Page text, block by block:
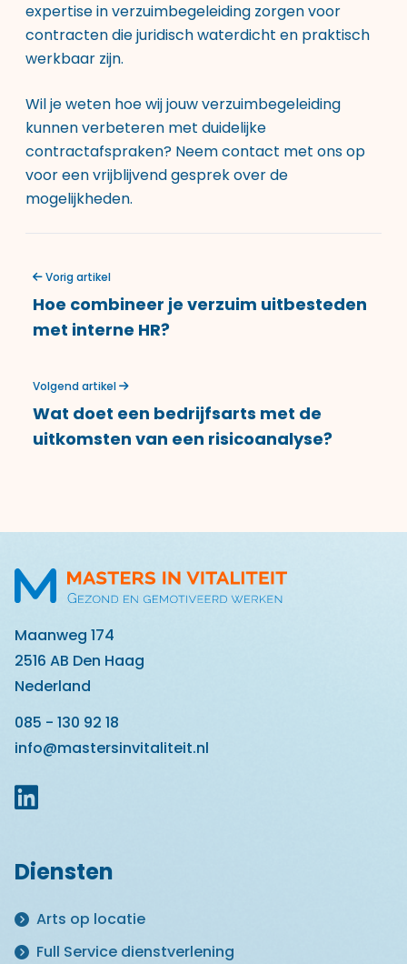
expertise in verzuimbegeleiding zorgen voor
contracten die juridisch waterdicht en praktisch
werkbaar zijn.
Wil je weten hoe wij jouw verzuimbegeleiding
kunnen verbeteren met duidelijke
contractafspraken? Neem contact met ons op
voor een vrijblijvend gesprek over de
mogelijkheden.
Vorig artikel
Hoe combineer je verzuim uitbesteden
met interne HR?
Volgend artikel
Wat doet een bedrijfsarts met de
uitkomsten van een risicoanalyse?
Maanweg 174
2516 AB Den Haag
Nederland
085 - 130 92 18
info@mastersinvitaliteit.nl
Diensten
Arts op locatie
Full Service dienstverlening